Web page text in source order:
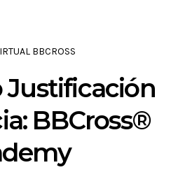
BBCROSS
Justificación
BBCross®